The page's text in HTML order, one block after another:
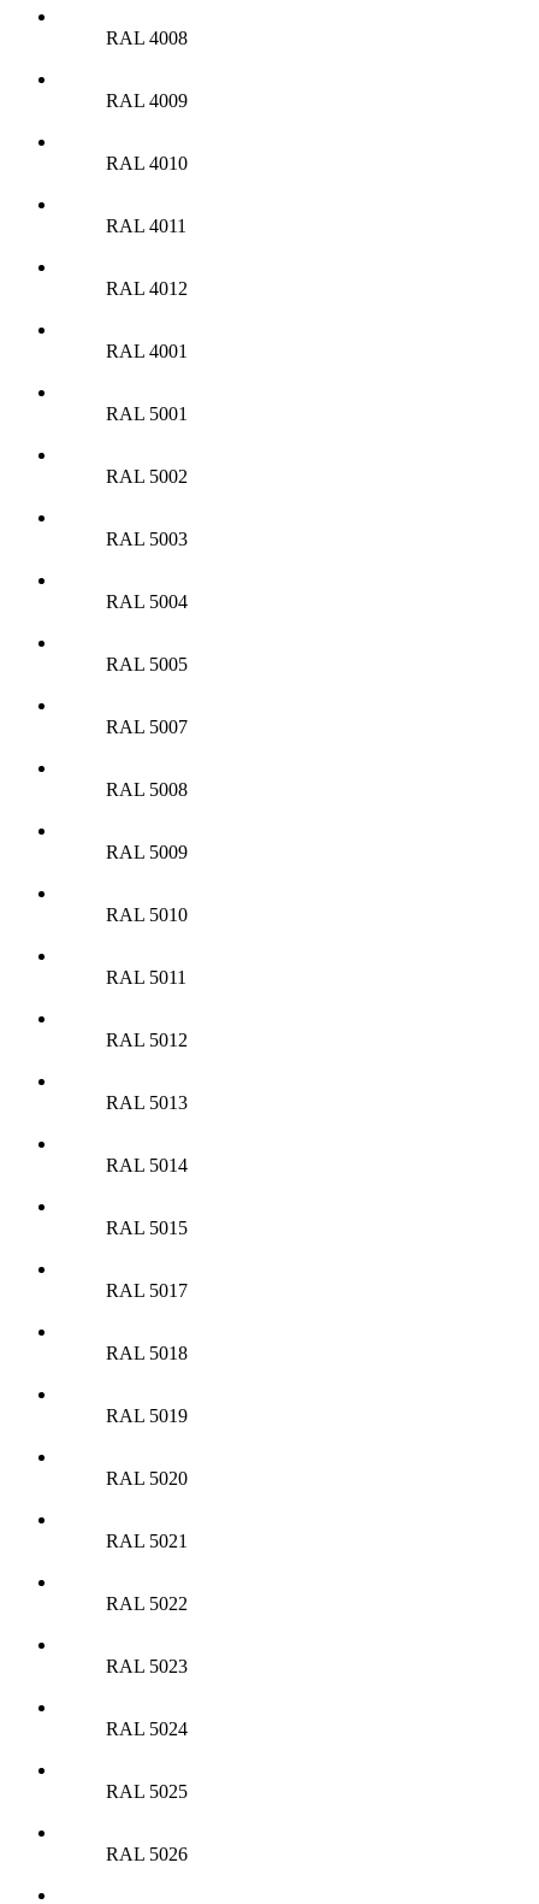
RAL 4008
RAL 4009
RAL 4010
RAL 4011
RAL 4012
RAL 4001
RAL 5001
RAL 5002
RAL 5003
RAL 5004
RAL 5005
RAL 5007
RAL 5008
RAL 5009
RAL 5010
RAL 5011
RAL 5012
RAL 5013
RAL 5014
RAL 5015
RAL 5017
RAL 5018
RAL 5019
RAL 5020
RAL 5021
RAL 5022
RAL 5023
RAL 5024
RAL 5025
RAL 5026